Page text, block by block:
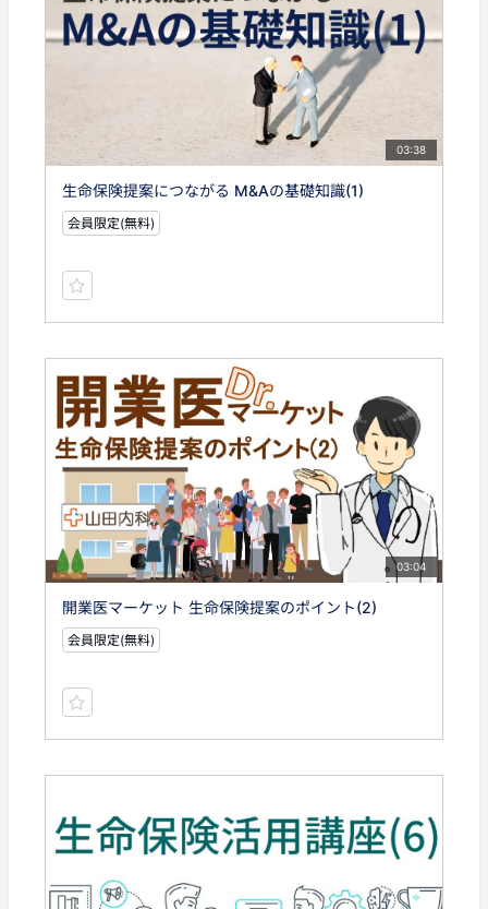
03:38
生命保険提案につながる M&Aの基礎知識(1)
会員限定(無料)
03:04
開業医マーケット 生命保険提案のポイント(2)
会員限定(無料)